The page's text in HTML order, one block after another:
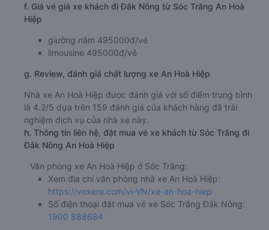
f. Giá vé giá xe khách đi Đắk Nông từ Sóc Trăng An Hoà
Hiệp
giường nằm 495000đ/vé
limousine 495000đ/vé
g. Review, đánh giá chất lượng xe An Hoà Hiệp
Nhà xe An Hoà Hiệp được đánh giá với số điểm trung bình
là 4.2/5 dựa trên 159 đánh giá của khách hàng đã trải
nghiệm dịch vụ của nhà xe này.
h. Thông tin liên hệ, đặt mua vé xe khách từ Sóc Trăng đi
Đắk Nông An Hoà Hiệp
Văn phòng xe An Hoà Hiệp ở Sóc Trăng:
Xem địa chỉ văn phòng nhà xe An Hoà Hiệp:
https://vexere.com/vi-VN/xe-an-hoa-hiep
Số điện thoại đặt mua vé xe Sóc Trăng Đắk Nông:
1900 888684